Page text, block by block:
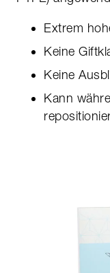
Extrem
Keine
Keine
Kann